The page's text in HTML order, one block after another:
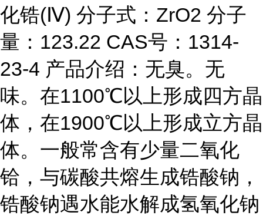
化锆(Ⅳ) 分子式：ZrO2 分子
量：123.22 CAS号：1314-
23-4 产品介绍：无臭。无
味。在1100℃以上形成四方晶
体，在1900℃以上形成立方晶
体。一般常含有少量二氧化
铪，与碳酸共熔生成锆酸钠，
锆酸钠遇水能水解成氢氧化钠